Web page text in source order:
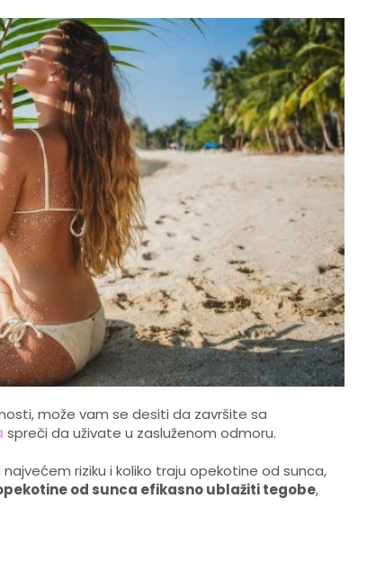
može vam se desiti da završite sa
spreči da uživate u zasluženom odmoru.
riziku i koliko traju opekotine od sunca,
od sunca efikasno ublažiti tegobe,